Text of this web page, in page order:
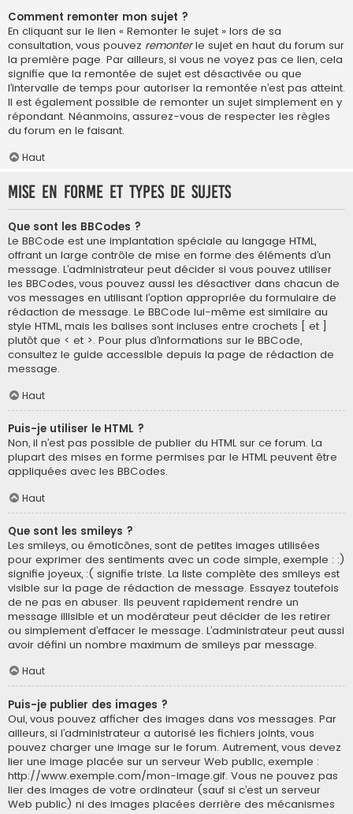
Comment remonter mon sujet ?
En cliquant sur le lien « Remonter le sujet » lors de sa
consultation, vous pouvez remonterle sujet en haut du forum sur
la première page. Par ailleurs, si vous ne voyez pas ce lien, cela
signifie que la remontée de sujet est désactivée ou que
l’intervalle de temps pour autoriser la remontée n’est pas atteint.
Il est également possible de remonter un sujet simplement en y
répondant. Néanmoins, assurez-vous de respecter les règles
du forum en le faisant.
Haut
Mise en forme et types de sujets
Que sont les BBCodes ?
Le BBCode est une implantation spéciale au langage HTML,
offrant un large contrôle de mise en forme des éléments d’un
message. L’administrateur peut décider si vous pouvez utiliser
les BBCodes, vous pouvez aussi les désactiver dans chacun de
vos messages en utilisant l’option appropriée du formulaire de
rédaction de message. Le BBCode lui-même est similaire au
style HTML, mais les balises sont incluses entre crochets [ et ]
plutôt que < et >. Pour plus d’informations sur le BBCode,
consultez le guide accessible depuis la page de rédaction de
message.
Haut
Puis-je utiliser le HTML ?
Non, il n’est pas possible de publier du HTML sur ce forum. La
plupart des mises en forme permises par le HTML peuvent être
appliquées avec les BBCodes.
Haut
Que sont les smileys ?
Les smileys, ou émoticônes, sont de petites images utilisées
pour exprimer des sentiments avec un code simple, exemple : :)
signifie joyeux, :( signifie triste. La liste complète des smileys est
visible sur la page de rédaction de message. Essayez toutefois
de ne pas en abuser. Ils peuvent rapidement rendre un
message illisible et un modérateur peut décider de les retirer
ou simplement d’effacer le message. L’administrateur peut aussi
avoir défini un nombre maximum de smileys par message.
Haut
Puis-je publier des images ?
Oui, vous pouvez afficher des images dans vos messages. Par
ailleurs, si l’administrateur a autorisé les fichiers joints, vous
pouvez charger une image sur le forum. Autrement, vous devez
lier une image placée sur un serveur Web public, exemple :
http://www.exemple.com/mon-image.gif. Vous ne pouvez pas
lier des images de votre ordinateur (sauf si c’est un serveur
Web public) ni des images placées derrière des mécanismes